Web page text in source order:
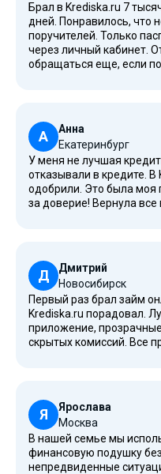
Брал в Krediska.ru 7
дней. Понравилось, что
поручителей. Только
через личный кабинет.
обращаться еще, если
А
Анна
Екатеринбург
У меня не лучшая
отказывали в кредите.
одобрили. Это была моя
за доверие! Вернула все
Д
Дмитрий
Новосибирск
Первый раз брал займ
Krediska.ru порадовал.
приложение,
скрытых комиссий. Все
Я
Ярослава
Москва
В нашей семье мы
финансовую подушку
непредвиденные